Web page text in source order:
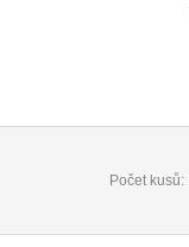
Počet kusů: